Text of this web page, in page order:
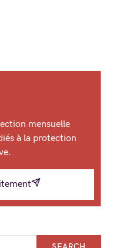
mensuelle
à la protection